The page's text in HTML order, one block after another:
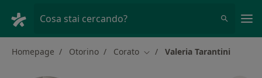
Cosa stai cercando?
Homepage Otorino Corato Cambia città
Valeria Tarantini